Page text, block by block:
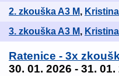
2. zkouška A3 M,
3. zkouška A3 M,
Ratenice - 3x
30. 01. 2026 - 31. 01.